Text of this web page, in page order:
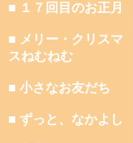
■ １７回目のお正月
■ メリー・クリスマ
スねむねむ
■ 小さなお友だち
■ ずっと、なかよし